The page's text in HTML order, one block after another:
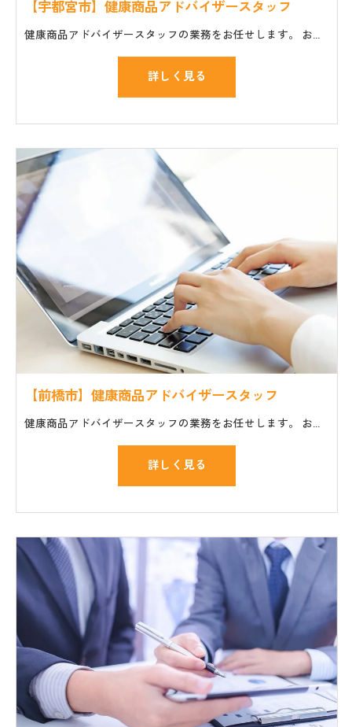
【宇都宮市】健康商品アドバイザースタッフ
健康商品アドバイザースタッフの業務をお任せします。 お仕事の一般的な流れ ・セミナーやイベント会場への商品や機材の搬入、設置 ・講師や主催者のサポート ・個人のお客様の質問や相談に対応
詳しく見る
【前橋市】健康商品アドバイザースタッフ
健康商品アドバイザースタッフの業務をお任せします。 お仕事の一般的な流れ ・セミナーやイベント会場への商品や機材の搬入、設置 ・講師や主催者のサポート ・個人のお客様の質問や相談に対応
詳しく見る